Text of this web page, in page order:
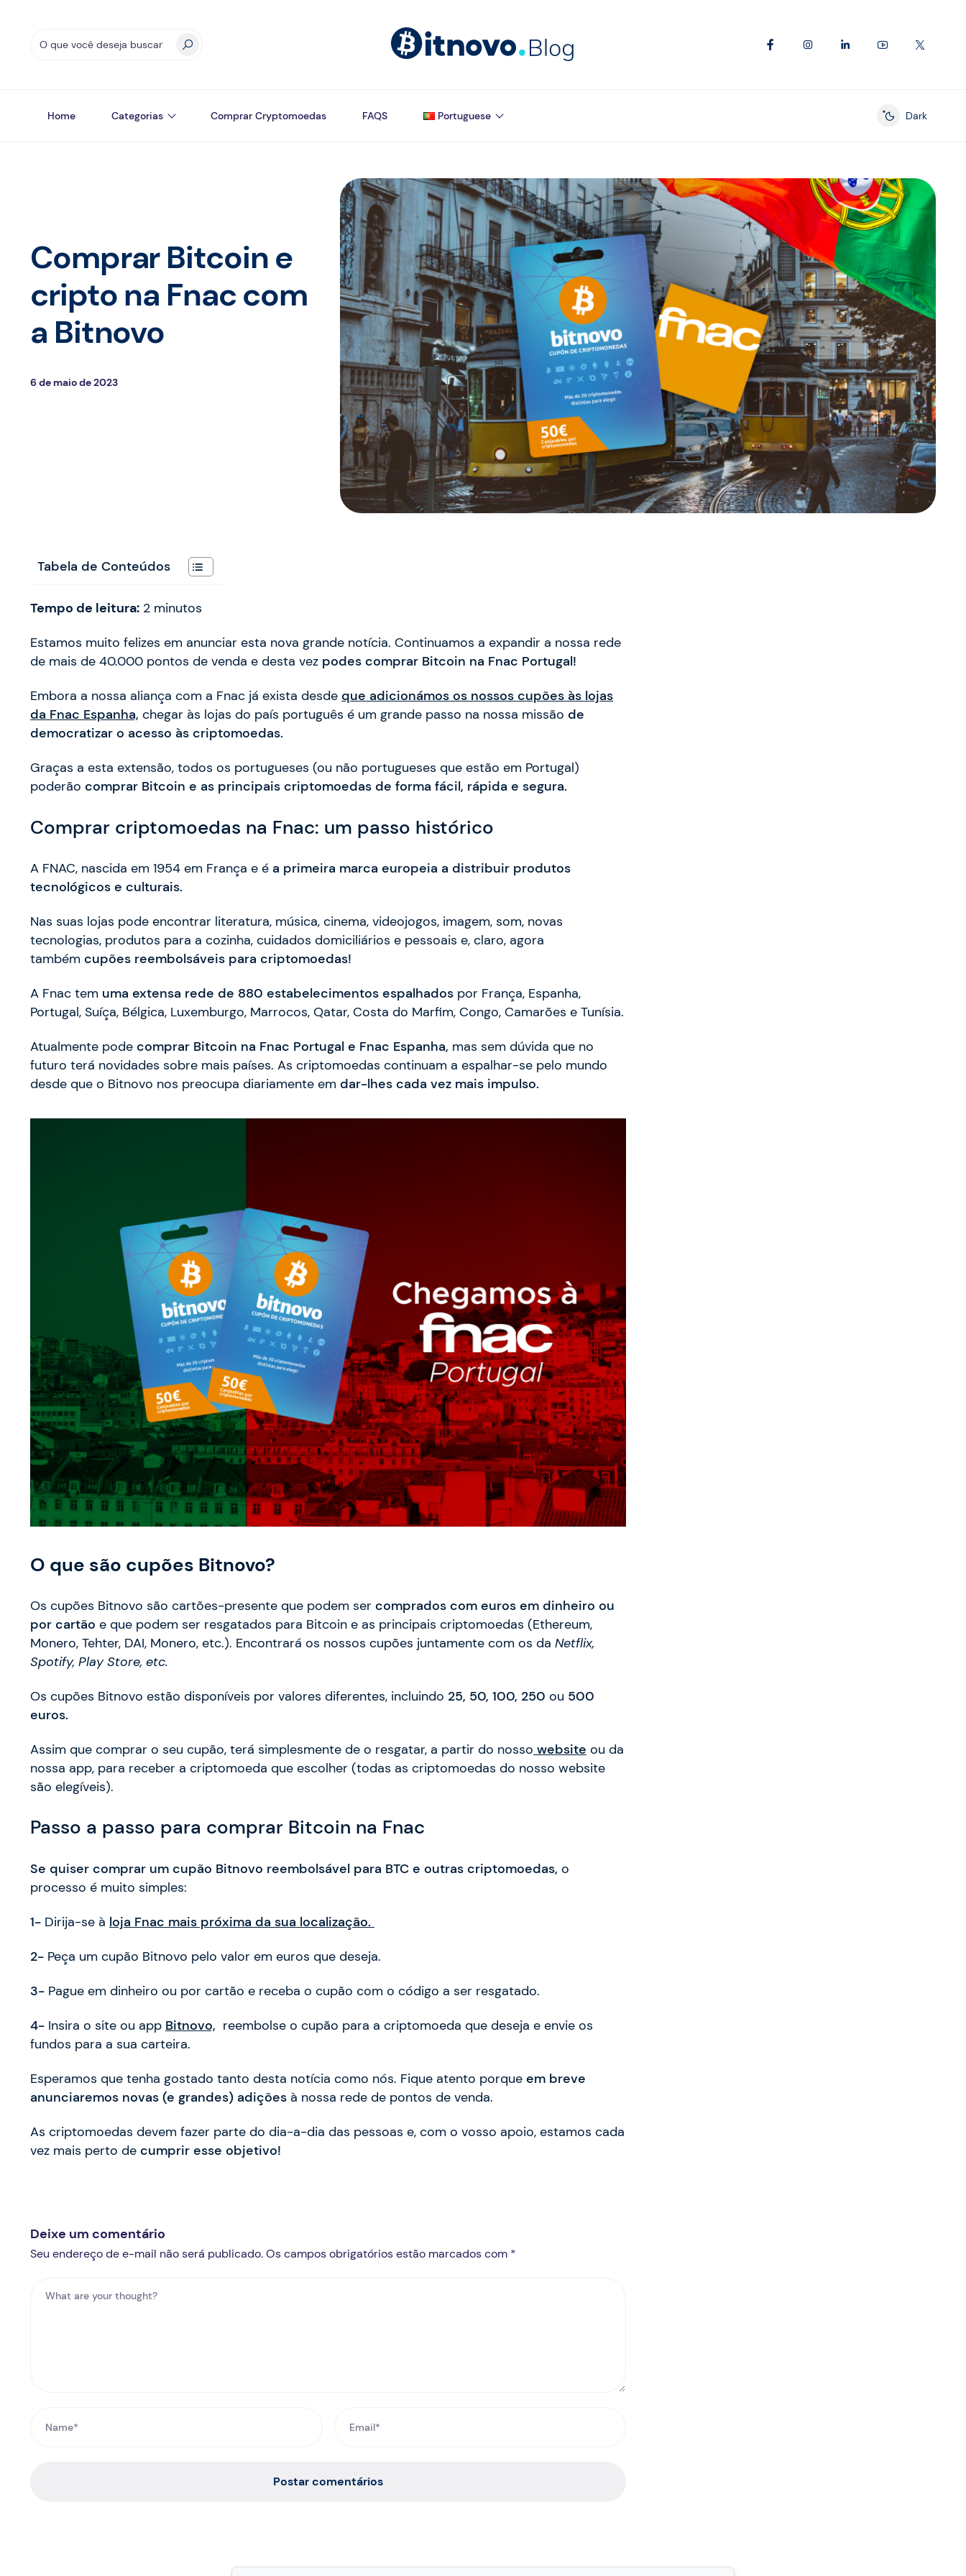
Home Categorias Comprar Cryptomoedas FAQS Portuguese
Enable dark
Dark
Comprar Bitcoin e
cripto na Fnac com
a Bitnovo
6 de maio de 2023
Tabela de Conteúdos
Tempo de leitura: 2 minutos
Estamos muito felizes em anunciar esta nova grande notícia. Continuamos a expandir a nossa rede
de mais de 40.000 pontos de venda e desta vez podes comprar Bitcoin na Fnac Portugal!
Embora a nossa aliança com a Fnac já exista desde que adicionámos os nossos cupões às lojas
da Fnac Espanha, chegar às lojas do país português é um grande passo na nossa missão de
democratizar o acesso às criptomoedas.
Graças a esta extensão, todos os portugueses (ou não portugueses que estão em Portugal)
poderão comprar Bitcoin e as principais criptomoedas de forma fácil, rápida e segura.
Comprar criptomoedas na Fnac: um passo histórico
A FNAC, nascida em 1954 em França e é a primeira marca europeia a distribuir produtos
tecnológicos e culturais.
Nas suas lojas pode encontrar literatura, música, cinema, videojogos, imagem, som, novas
tecnologias, produtos para a cozinha, cuidados domiciliários e pessoais e, claro, agora
também cupões reembolsáveis para criptomoedas!
A Fnac tem uma extensa rede de 880 estabelecimentos espalhados por França, Espanha,
Portugal, Suíça, Bélgica, Luxemburgo, Marrocos, Qatar, Costa do Marfim, Congo, Camarões e Tunísia.
Atualmente pode comprar Bitcoin na Fnac Portugal e Fnac Espanha, mas sem dúvida que no
futuro terá novidades sobre mais países. As criptomoedas continuam a espalhar-se pelo mundo
desde que o Bitnovo nos preocupa diariamente em dar-lhes cada vez mais impulso.
O que são cupões Bitnovo?
Os cupões Bitnovo são cartões-presente que podem ser comprados com euros em dinheiro ou
por cartão e que podem ser resgatados para Bitcoin e as principais criptomoedas (Ethereum,
Monero, Tehter, DAI, Monero, etc.). Encontrará os nossos cupões juntamente com os da Netflix,
Spotify, Play Store, etc.
Os cupões Bitnovo estão disponíveis por valores diferentes, incluindo 25, 50, 100, 250 ou 500
euros.
Assim que comprar o seu cupão, terá simplesmente de o resgatar, a partir do nosso website ou da
nossa app, para receber a criptomoeda que escolher (todas as criptomoedas do nosso website
são elegíveis).
Passo a passo para comprar Bitcoin na Fnac
Se quiser comprar um cupão Bitnovo reembolsável para BTC e outras criptomoedas, o
processo é muito simples:
1- Dirija-se à loja Fnac mais próxima da sua localização.
2- Peça um cupão Bitnovo pelo valor em euros que deseja.
3- Pague em dinheiro ou por cartão e receba o cupão com o código a ser resgatado.
4- Insira o site ou app Bitnovo, reembolse o cupão para a criptomoeda que deseja e envie os
fundos para a sua carteira.
Esperamos que tenha gostado tanto desta notícia como nós. Fique atento porque em breve
anunciaremos novas (e grandes) adições à nossa rede de pontos de venda.
As criptomoedas devem fazer parte do dia-a-dia das pessoas e, com o vosso apoio, estamos cada
vez mais perto de cumprir esse objetivo!
Deixe um comentário
Seu endereço de e-mail não será publicado. Os campos obrigatórios estão marcados com *
Postar comentários